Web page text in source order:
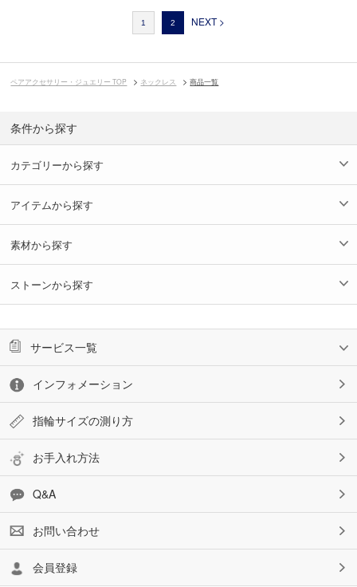
1 2 NEXT >
ペアアクセサリー・ジュエリー TOP ネックレス 商品一覧
条件から探す
カテゴリーから探す
アイテムから探す
素材から探す
ストーンから探す
サービス一覧
インフォメーション
指輪サイズの測り方
お手入れ方法
Q&A
お問い合わせ
会員登録